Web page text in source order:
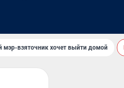
мэр-взяточник хочет выйти домой